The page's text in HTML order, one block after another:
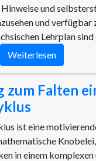
und
und verfügbar
Lehrplan
Weiterlesen
zum Falten
ist eine
in einem komplexen